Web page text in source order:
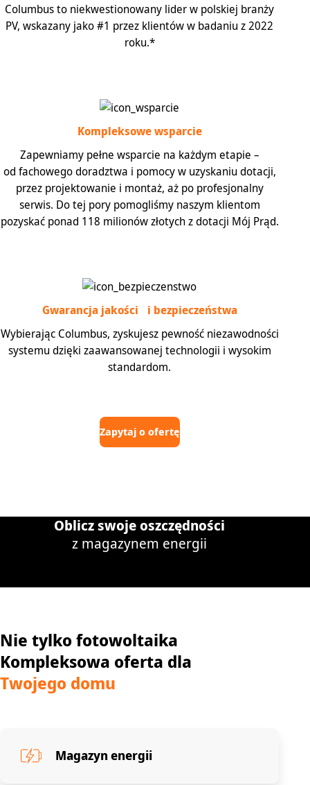
Columbus to niekwestionowany lider w polskiej branży
PV, wskazany jako #1 przez klientów w badaniu z 2022
roku.*
Kompleksowe wsparcie
Zapewniamy pełne wsparcie na każdym etapie –
od fachowego doradztwa i pomocy w uzyskaniu dotacji,
przez projektowanie i montaż, aż po profesjonalny
serwis. Do tej pory pomogliśmy naszym klientom
pozyskać ponad 118 milionów złotych z dotacji Mój Prąd.
Gwarancja jakości i bezpieczeństwa
Wybierając Columbus, zyskujesz pewność niezawodności
systemu dzięki zaawansowanej technologii i wysokim
standardom.
Zapytaj o ofertę
Oblicz swoje oszczędności
z magazynem energii
Nie tylko fotowoltaika
Kompleksowa oferta dla
Twojego domu
Magazyn energii